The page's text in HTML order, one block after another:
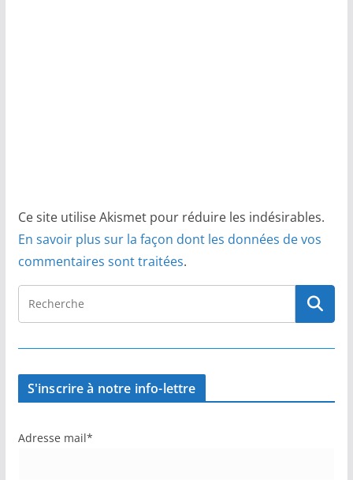
Ce site utilise Akismet pour réduire les indésirables.
En savoir plus sur la façon dont les données de vos
commentaires sont traitées.
S'inscrire à notre info-lettre
Adresse mail*